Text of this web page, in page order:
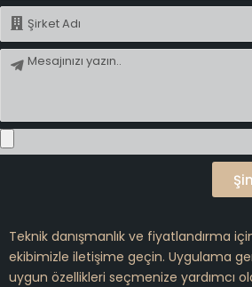
İsim
Mesaj
Teknik danışmanlık ve fiyatlandırma
ekibimizle iletişime geçin. Uygulama
uygun özellikleri seçmenize yardımcı